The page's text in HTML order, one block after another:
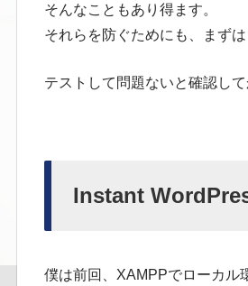
そんなこともあり得ます。
それらを防ぐためにも、まずは
テストして問題ないと確認し
Instant
僕は前回、XAMPPでローカル